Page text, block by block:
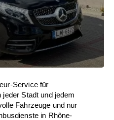
Service für
Stadt und jedem
Fahrzeuge und nur
in Rhône-